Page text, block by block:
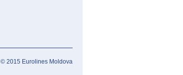
© 2015 Eurolines Moldova